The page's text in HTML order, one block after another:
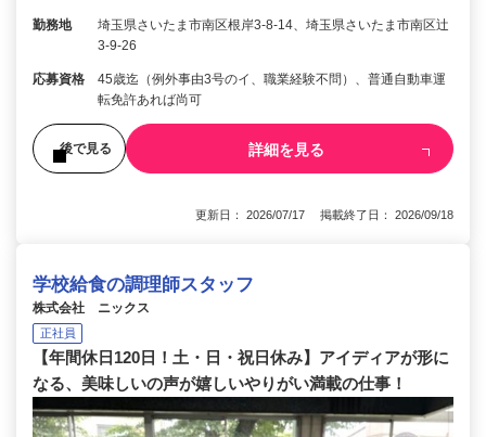
勤務地
埼玉県さいたま市南区根岸3-8-14、埼玉県さいたま市南区辻
3-9-26
応募資格
45歳迄（例外事由3号のイ、職業経験不問）、普通自動車運
転免許あれば尚可
後で見る 詳細を見る
更新日： 2026/07/17 掲載終了日： 2026/09/18
学校給食の調理師スタッフ
株式会社 ニックス
正社員
【年間休日120日！土・日・祝日休み】アイディアが形に
なる、美味しいの声が嬉しいやりがい満載の仕事！